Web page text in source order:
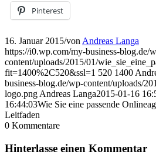
Pinterest
16. Januar 2015/von Andreas Langa
https://i0.wp.com/my-business-blog.de/
content/uploads/2015/01/
fit=1400%2C520&ssl=1 520 1400
business-blog.de/wp-content/uploads/
logo.png Andreas Langa2015-01-16
16:44:03Wie Sie eine passende
Leitfaden
0 Kommentare
Hinterlasse einen Kommentar